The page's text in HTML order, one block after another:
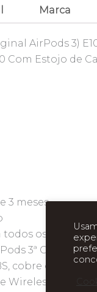
Marca
AirPods 3)
Com Estojo de
3 meses
todos os
3ª Geração
cobre e
Stereo